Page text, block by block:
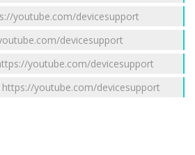
youtube.com/devicesupport
devicesupport
youtube.com/devicesupport
https://youtube.com/devicesupport